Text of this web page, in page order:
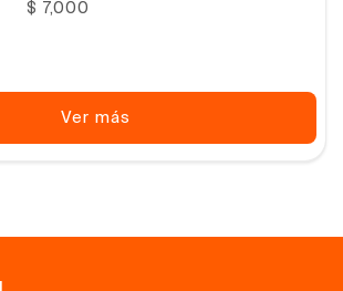
Precio
$ 7,000
Ver más